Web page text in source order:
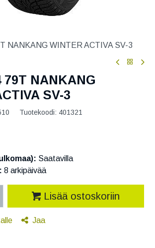
NANKANG WINTER ACTIVA SV-3
79T NANKANG
SV-3
Tuotekoodi: 401321
Saatavilla
8 arkipäivää
Lisää ostoskoriin
Jaa